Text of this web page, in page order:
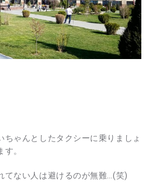
ちゃんとしたタクシーに乗りましょ
。
てない人は避けるのが無難…(笑)